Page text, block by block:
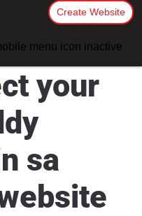
Create Website
your
sa